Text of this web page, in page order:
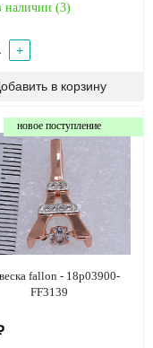
наличии (3)
+
новое поступление
fallon - 18p03900-
FF3139